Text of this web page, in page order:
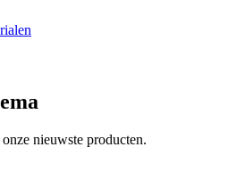
nieuwste producten.